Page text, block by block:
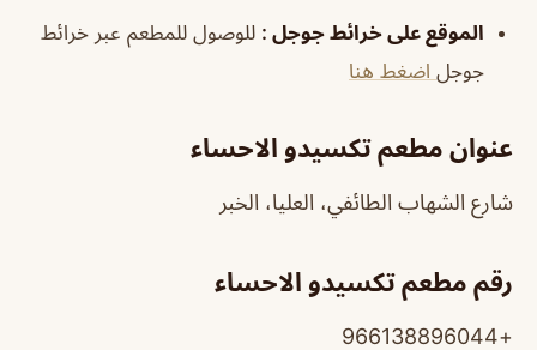
الموقع على خرائط جوجل : للوصول للمطعم عبر خرائط
جوجل اضغط هنا
عنوان مطعم تكسيدو الاحساء
شارع الشهاب الطائفي، العليا، الخبر
رقم مطعم تكسيدو الاحساء
+966138896044